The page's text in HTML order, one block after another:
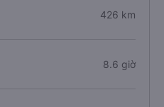
426 km
8.6 giờ